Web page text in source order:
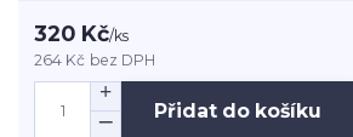
320 Kč/ks
264 Kč bez DPH
Přidat do košíku